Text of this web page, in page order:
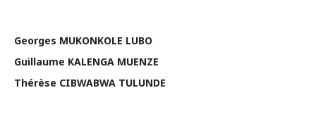
Georges MUKONKOLE LUBO
Guillaume KALENGA MUENZE
Thérèse CIBWABWA TULUNDE